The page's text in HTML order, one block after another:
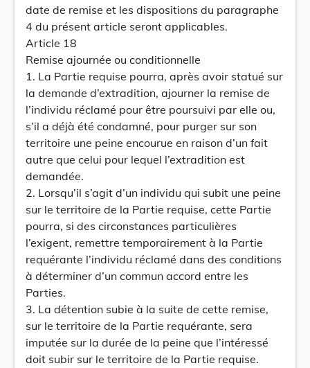
date de remise et les dispositions du paragraphe
4 du présent article seront applicables.
Article 18
Remise ajournée ou conditionnelle
1. La Partie requise pourra, après avoir statué sur
la demande d’extradition, ajourner la remise de
l’individu réclamé pour être poursuivi par elle ou,
s’il a déjà été condamné, pour purger sur son
territoire une peine encourue en raison d’un fait
autre que celui pour lequel l’extradition est
demandée.
2. Lorsqu’il s’agit d’un individu qui subit une peine
sur le territoire de la Partie requise, cette Partie
pourra, si des circonstances particulières
l’exigent, remettre temporairement à la Partie
requérante l’individu réclamé dans des conditions
à déterminer d’un commun accord entre les
Parties.
3. La détention subie à la suite de cette remise,
sur le territoire de la Partie requérante, sera
imputée sur la durée de la peine que l’intéressé
doit subir sur le territoire de la Partie requise.